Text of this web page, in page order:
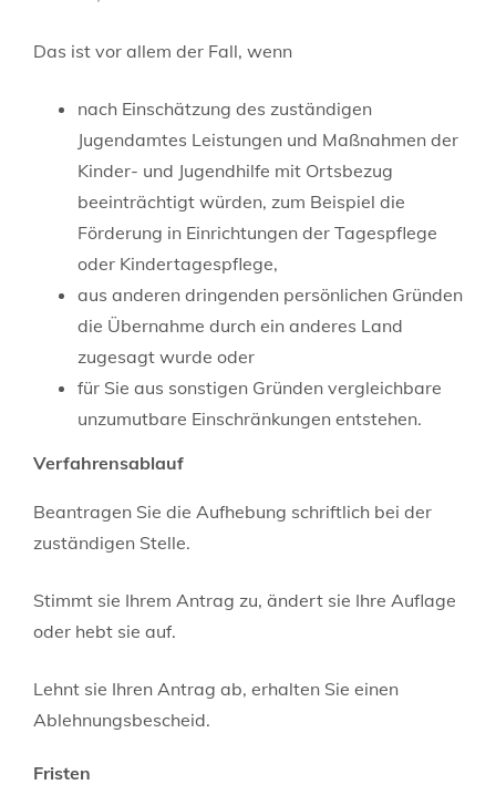
Das ist vor allem der Fall, wenn
nach Einschätzung des zuständigen
Jugendamtes Leistungen und Maßnahmen der
Kinder- und Jugendhilfe mit Ortsbezug
beeinträchtigt würden, zum Beispiel die
Förderung in Einrichtungen der Tagespflege
oder Kindertagespflege,
aus anderen dringenden persönlichen Gründen
die Übernahme durch ein anderes Land
zugesagt wurde oder
für Sie aus sonstigen Gründen vergleichbare
unzumutbare Einschränkungen entstehen.
Verfahrensablauf
Beantragen Sie die Aufhebung schriftlich bei der
zuständigen Stelle.
Stimmt sie Ihrem Antrag zu, ändert sie Ihre Auflage
oder hebt sie auf.
Lehnt sie Ihren Antrag ab, erhalten Sie einen
Ablehnungsbescheid.
Fristen